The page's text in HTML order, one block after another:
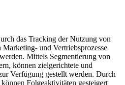
das Tracking der Nutzung von
und Vertriebsprozesse
Mittels Segmentierung von
können zielgerichtete und
Verfügung gestellt werden. Durch
Folgeaktivitäten gesteigert